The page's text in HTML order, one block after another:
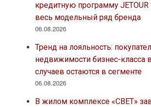
кредитную программу JETOUR
весь модельный ряд бренда
06.08.2026
Тренд на лояльность:
недвижимости бизнес-класса
случаев остаются в сегменте
06.08.2026
В жилом комплексе «СВЕТ»